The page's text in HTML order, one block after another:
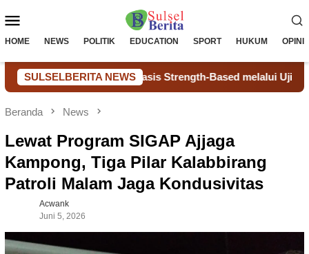
ke
Mobile
HOME NEWS POLITIK EDUCATION SPORT HUKUM OPINI
SULSELBERITA NEWS
Berbasis Strength-Based melalui Uji Coba dan TOT
Beranda News
Lewat Program SIGAP Ajjaga
Kampong, Tiga Pilar Kalabbirang
Patroli Malam Jaga Kondusivitas
Acwank
Juni 5, 2026